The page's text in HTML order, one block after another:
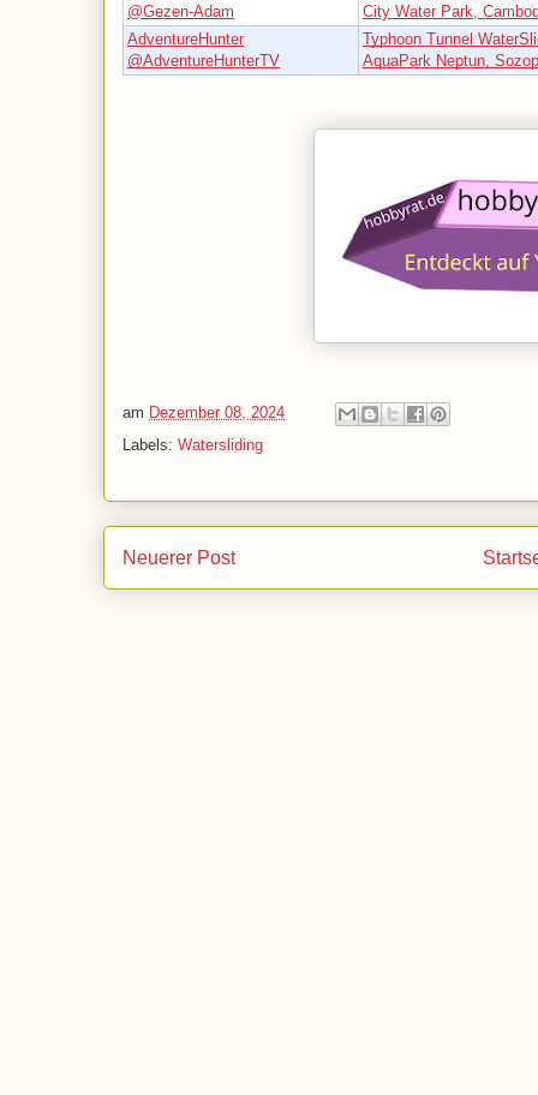
@Gezen-Adam
City Water Park,
AdventureHunter
@AdventureHunterTV
Typhoon Tunnel
AquaPark Neptun,
am Dezember 08, 2024
Labels: Watersliding
Neuerer Post